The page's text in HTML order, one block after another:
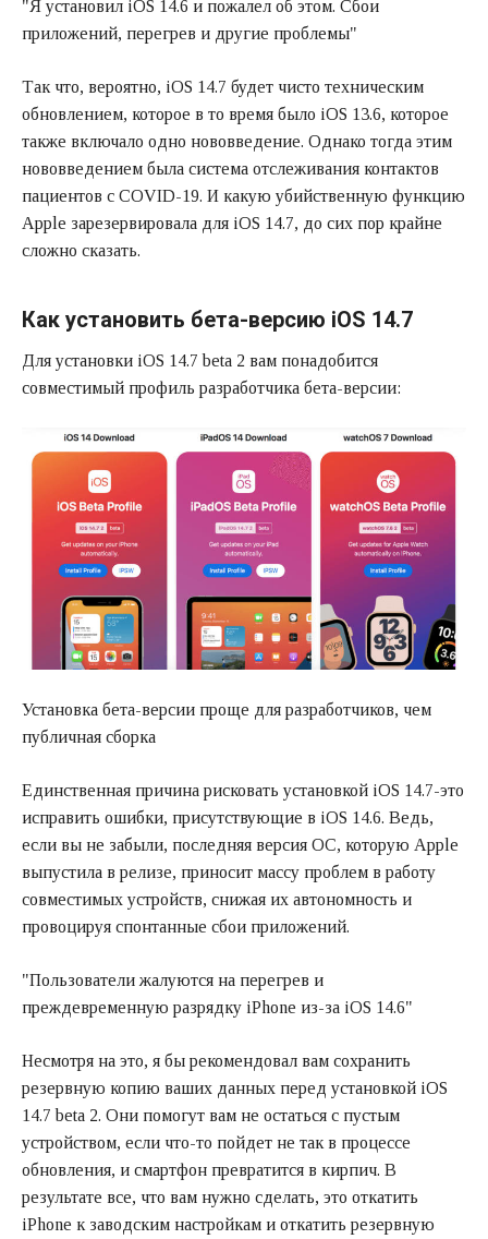
"Я установил iOS 14.6 и пожалел об этом. Сбои
приложений, перегрев и другие проблемы"
Так что, вероятно, iOS 14.7 будет чисто техническим
обновлением, которое в то время было iOS 13.6, которое
также включало одно нововведение. Однако тогда этим
нововведением была система отслеживания контактов
пациентов с COVID-19. И какую убийственную функцию
Apple зарезервировала для iOS 14.7, до сих пор крайне
сложно сказать.
Как установить бета-версию iOS 14.7
Для установки iOS 14.7 beta 2 вам понадобится
совместимый профиль разработчика бета-версии:
Установка бета-версии проще для разработчиков, чем
публичная сборка
Единственная причина рисковать установкой iOS 14.7-это
исправить ошибки, присутствующие в iOS 14.6. Ведь,
если вы не забыли, последняя версия ОС, которую Apple
выпустила в релизе, приносит массу проблем в работу
совместимых устройств, снижая их автономность и
провоцируя спонтанные сбои приложений.
"Пользователи жалуются на перегрев и
преждевременную разрядку iPhone из-за iOS 14.6"
Несмотря на это, я бы рекомендовал вам сохранить
резервную копию ваших данных перед установкой iOS
14.7 beta 2. Они помогут вам не остаться с пустым
устройством, если что-то пойдет не так в процессе
обновления, и смартфон превратится в кирпич. В
результате все, что вам нужно сделать, это откатить
iPhone к заводским настройкам и откатить резервную